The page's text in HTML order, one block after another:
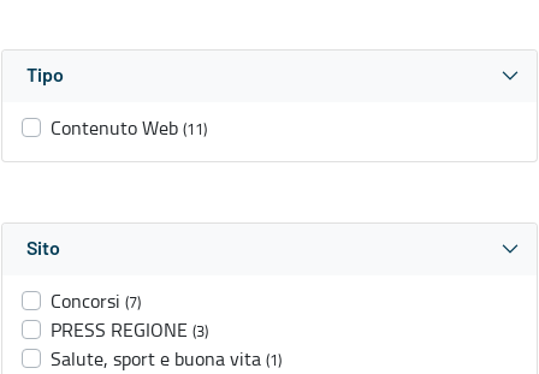
Tipo
Contenuto Web (11)
Sito
Concorsi (7)
PRESS REGIONE (3)
Salute, sport e buona vita (1)